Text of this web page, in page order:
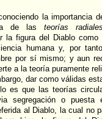
la importancia
de las teorías
la figura del Diablo
humana y, por
por sí mismo; y aun
a la teoría puramente
dar como válidas
es que las teorías
segregación o puesta
al Diablo, la cual no